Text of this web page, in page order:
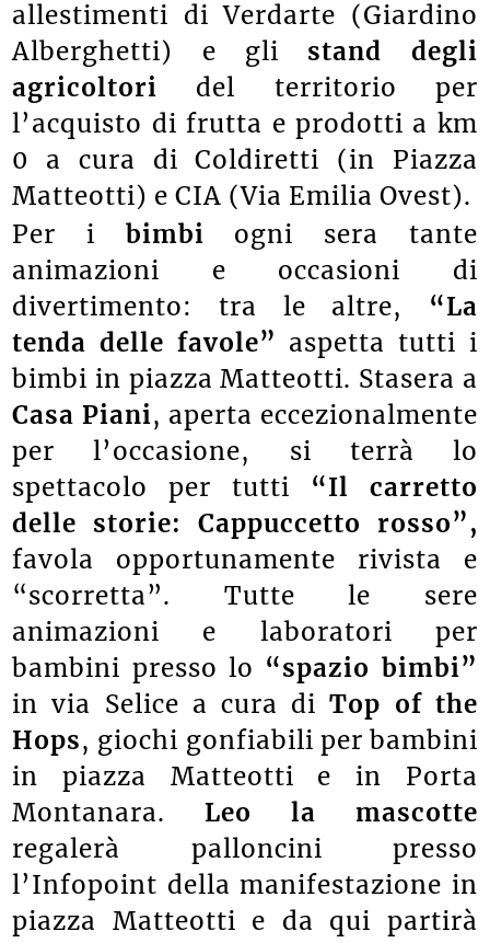
allestimenti di Verdarte (Giardino
Alberghetti) e gli stand degli
agricoltori del territorio per
l’acquisto di frutta e prodotti a km
0 a cura di Coldiretti (in Piazza
Matteotti) e CIA (Via Emilia Ovest).
Per i bimbi ogni sera tante
animazioni e occasioni di
divertimento: tra le altre, “La
tenda delle favole” aspetta tutti i
bimbi in piazza Matteotti. Stasera a
Casa Piani, aperta eccezionalmente
per l’occasione, si terrà lo
spettacolo per tutti “Il carretto
delle storie: Cappuccetto rosso”,
favola opportunamente rivista e
“scorretta”. Tutte le sere
animazioni e laboratori per
bambini presso lo “spazio bimbi”
in via Selice a cura diTop of the
Hops, giochi gonfiabili per bambini
in piazza Matteotti e in Porta
Montanara.Leo la mascotte
regalerà palloncini presso
l’Infopoint della manifestazione in
piazza Matteotti e da qui partirà